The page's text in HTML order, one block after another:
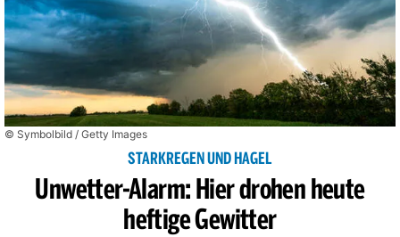
© Symbolbild / Getty Images
STARKREGEN UND HAGEL
Unwetter-Alarm: Hier drohen heute
heftige Gewitter